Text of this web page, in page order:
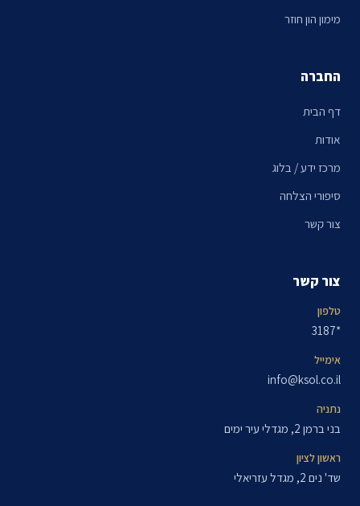
מימון הון חוזר
החברה
דף הבית
אודות
מרכז ידע / בלוג
סיפורי הצלחה
צור קשר
צור קשר
טלפון
*3187
אימייל
info@ksol.co.il
נתניה
בני ברמן 2, מגדלי עיר ימים
ראשון לציון
שד' נים 2, מגדל עזריאלי